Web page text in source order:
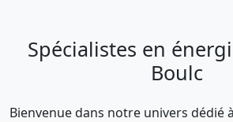
Spécialistes en
Boulc
Bienvenue dans notre univers dédié